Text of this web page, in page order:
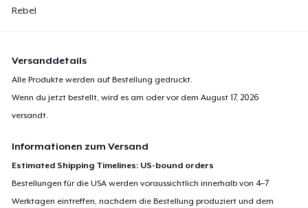
Rebel
Versanddetails
Alle Produkte werden auf Bestellung gedruckt.
Wenn du jetzt bestellt, wird es am oder vor demAugust 17, 2026
versandt.
Informationen zum Versand
Estimated Shipping Timelines: US-bound orders
Bestellungen für die USA werden voraussichtlich innerhalb von 4–7
Werktagen eintreffen, nachdem die Bestellung produziert und dem